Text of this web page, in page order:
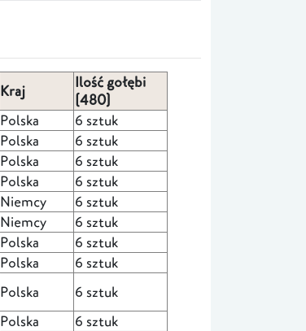
Kraj
Ilość gołębi
(480)
Polska
6 sztuk
Polska
6 sztuk
Polska
6 sztuk
Polska
6 sztuk
Niemcy
6 sztuk
Niemcy
6 sztuk
Polska
6 sztuk
Polska
6 sztuk
Polska
6 sztuk
Polska
6 sztuk